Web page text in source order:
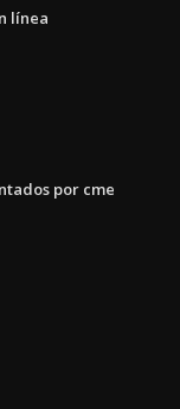
línea
por cme